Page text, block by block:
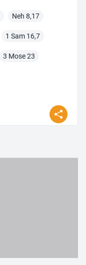
Neh 8,17
1 Sam 16,7
3 Mose 23